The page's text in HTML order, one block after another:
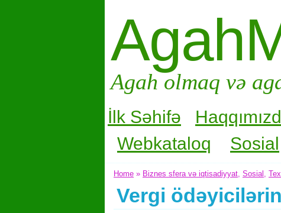
Agah olmaq və
İlk Səhifə
Webkataloq
Sosial
Home » Biznes sfera və iqtisadiyyat Sosial
Vergi